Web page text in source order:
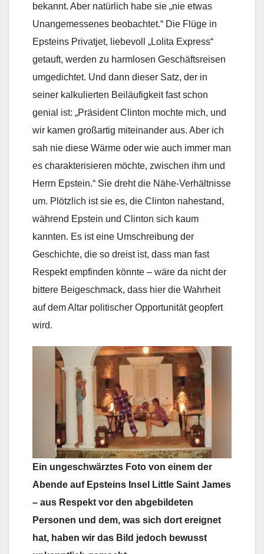
bekannt. Aber natürlich habe sie „nie etwas
Unangemessenes beobachtet.“ Die Flüge in
Epsteins Privatjet, liebevoll „Lolita Express“
getauft, werden zu harmlosen Geschäftsreisen
umgedichtet. Und dann dieser Satz, der in
seiner kalkulierten Beiläufigkeit fast schon
genial ist: „Präsident Clinton mochte mich, und
wir kamen großartig miteinander aus. Aber ich
sah nie diese Wärme oder wie auch immer man
es charakterisieren möchte, zwischen ihm und
Herrn Epstein.“ Sie dreht die Nähe-Verhältnisse
um. Plötzlich ist sie es, die Clinton nahestand,
während Epstein und Clinton sich kaum
kannten. Es ist eine Umschreibung der
Geschichte, die so dreist ist, dass man fast
Respekt empfinden könnte – wäre da nicht der
bittere Beigeschmack, dass hier die Wahrheit
auf dem Altar politischer Opportunität geopfert
wird.
Ein ungeschwärztes Foto von einem der
Abende auf Epsteins Insel Little Saint James
– aus Respekt vor den abgebildeten
Personen und dem, was sich dort ereignet
hat, haben wir das Bild jedoch bewusst